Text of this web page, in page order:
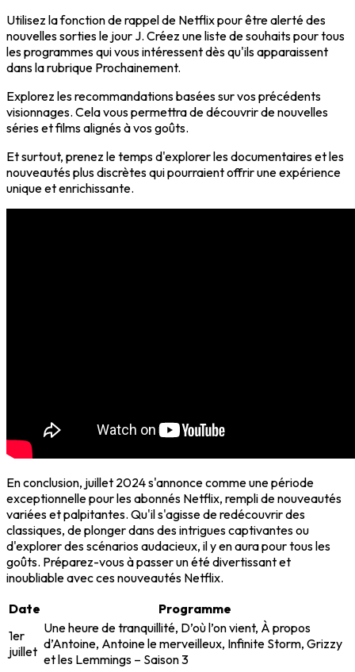
Utilisez lafonction de rappelde Netflix pour être alerté des
nouvelles sorties le jour J. Créez une liste de souhaitspour tous
les programmes qui vous intéressent dès qu'ils apparaissent
dans la rubrique Prochainement.
Explorez les recommandations basées sur vos précédents
visionnages. Cela vous permettra de découvrir de nouvelles
séries et films alignés à vos goûts.
Et surtout, prenez le temps d'explorer les documentaires et les
nouveautés plus discrètes qui pourraient offrir uneexpérience
uniqueet enrichissante.
En conclusion, juillet 2024 s'annonce comme une période
exceptionnelle pour les abonnés Netflix, rempli de nouveautés
variées et palpitantes. Qu'il s'agisse de redécouvrir des
classiques, de plonger dans des intrigues captivantes ou
d'explorer des scénarios audacieux, il y en aura pour tous les
goûts. Préparez-vous à passer un été divertissant et
inoubliable avec cesnouveautés Netflix.
Date
Programme
1er
juillet
Une heure de tranquillité, D’où l’on vient, À propos
d’Antoine, Antoine le merveilleux, Infinite Storm, Grizzy
et les Lemmings – Saison 3